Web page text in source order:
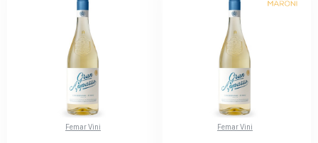
Femar Vini Femar Vini